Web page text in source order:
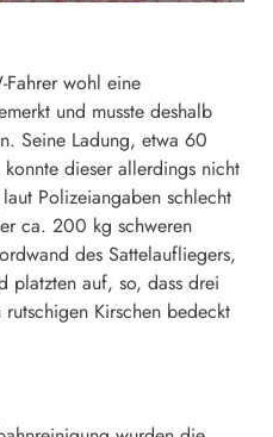
wohl eine
und musste deshalb
Seine Ladung, etwa 60
dieser allerdings nicht
Polizeiangaben schlecht
ca. 200 kg schweren
des Sattelaufliegers,
platzten auf, so, dass drei
Kirschen bedeckt